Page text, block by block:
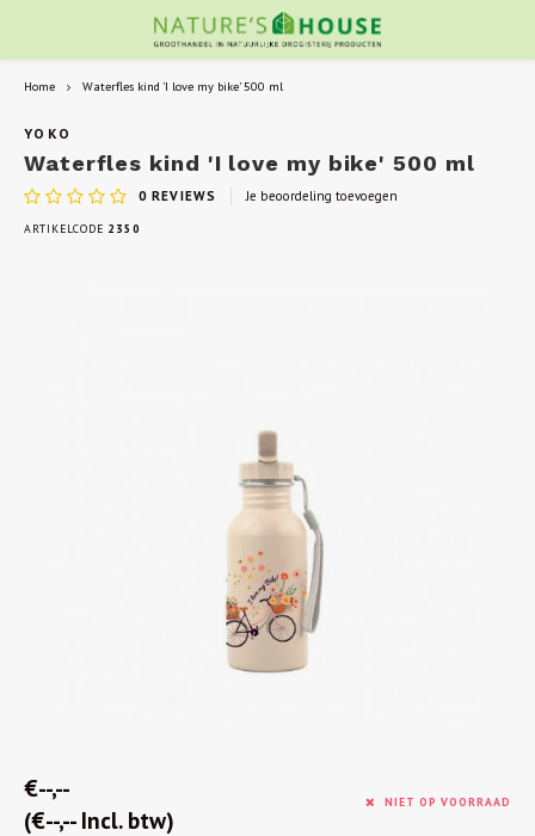
Home Waterfles kind 'I love my bike' 500 ml
YOKO
Waterfles kind 'I love my bike' 500 ml
0 REVIEWS Je beoordeling toevoegen
ARTIKELCODE 2350
€--,--
(€--,-- Incl. btw)
NIET OP VOORRAAD